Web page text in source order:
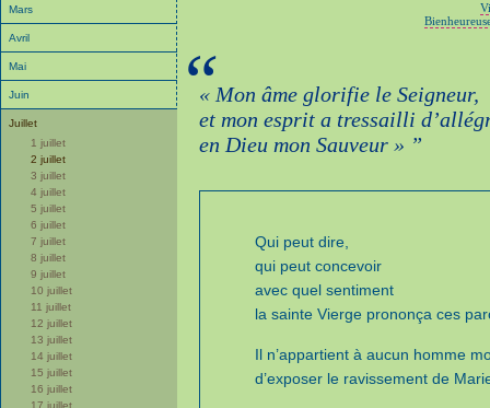
Mars
Avril
Mai
Juin
Juillet
1 juillet
2 juillet
3 juillet
4 juillet
5 juillet
6 juillet
7 juillet
8 juillet
9 juillet
10 juillet
11 juillet
12 juillet
13 juillet
14 juillet
15 juillet
16 juillet
17 juillet
“
« Mon âme glorifie le Seigneur,
et mon esprit a tressailli
en Dieu mon Sauveur » ”
Qui peut dire,
qui peut concevoir
avec quel sentiment
la sainte Vierge prononça ces
Il n’appartient à aucun homme
d’exposer le ravissement de